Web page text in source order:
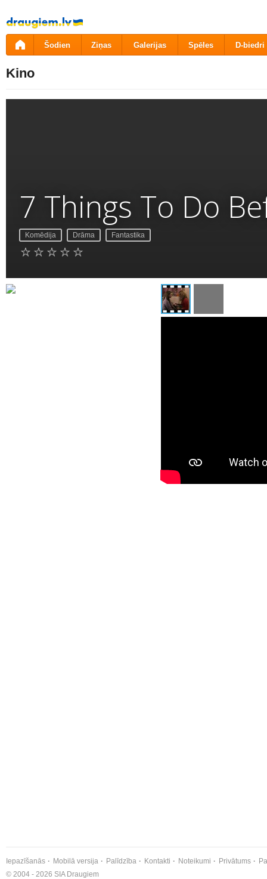
Pāriet
uz
saturu
Šodien Ziņas Galerijas Spēles D-biedri
Kino
7 Things To Do
Komēdija Drāma Fantastika
Iepazīšanās Mobilā versija Palīdzība Kontakti Noteikumi Privātums
© 2004 - 2026 SIA Draugiem